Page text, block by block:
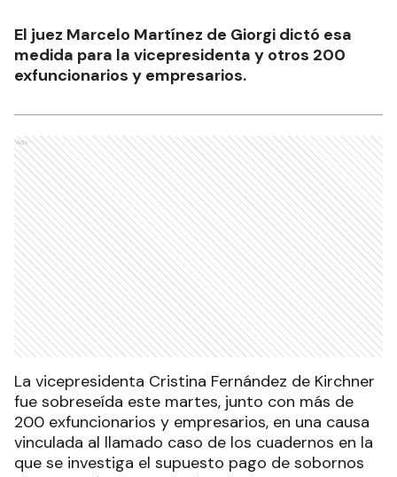
El juez Marcelo Martínez de Giorgi dictó esa
medida para la vicepresidenta y otros 200
exfuncionarios y empresarios.
Ads
La vicepresidenta Cristina Fernández de Kirchner
fue sobreseída este martes, junto con más de
200 exfuncionarios y empresarios, en una causa
vinculada al llamado caso de los cuadernos en la
que se investiga el supuesto pago de sobornos